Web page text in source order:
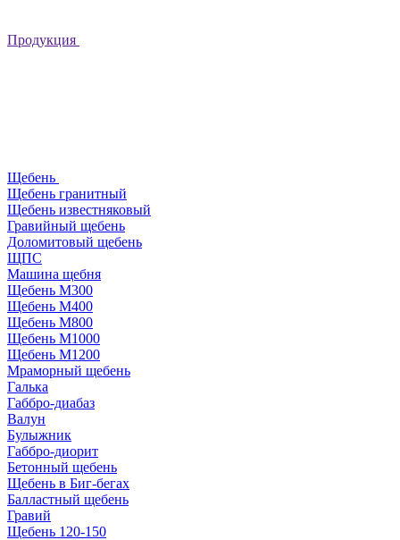
Продукция
Щебень
Щебень гранитный
Щебень известняковый
Гравийный щебень
Доломитовый щебень
ЩПС
Машина щебня
Щебень М300
Щебень М400
Щебень М800
Щебень М1000
Щебень М1200
Мраморный щебень
Галька
Габбро-диабаз
Валун
Булыжник
Габбро-диорит
Бетонный щебень
Щебень в Биг-бегах
Балластный щебень
Гравий
Щебень 120-150